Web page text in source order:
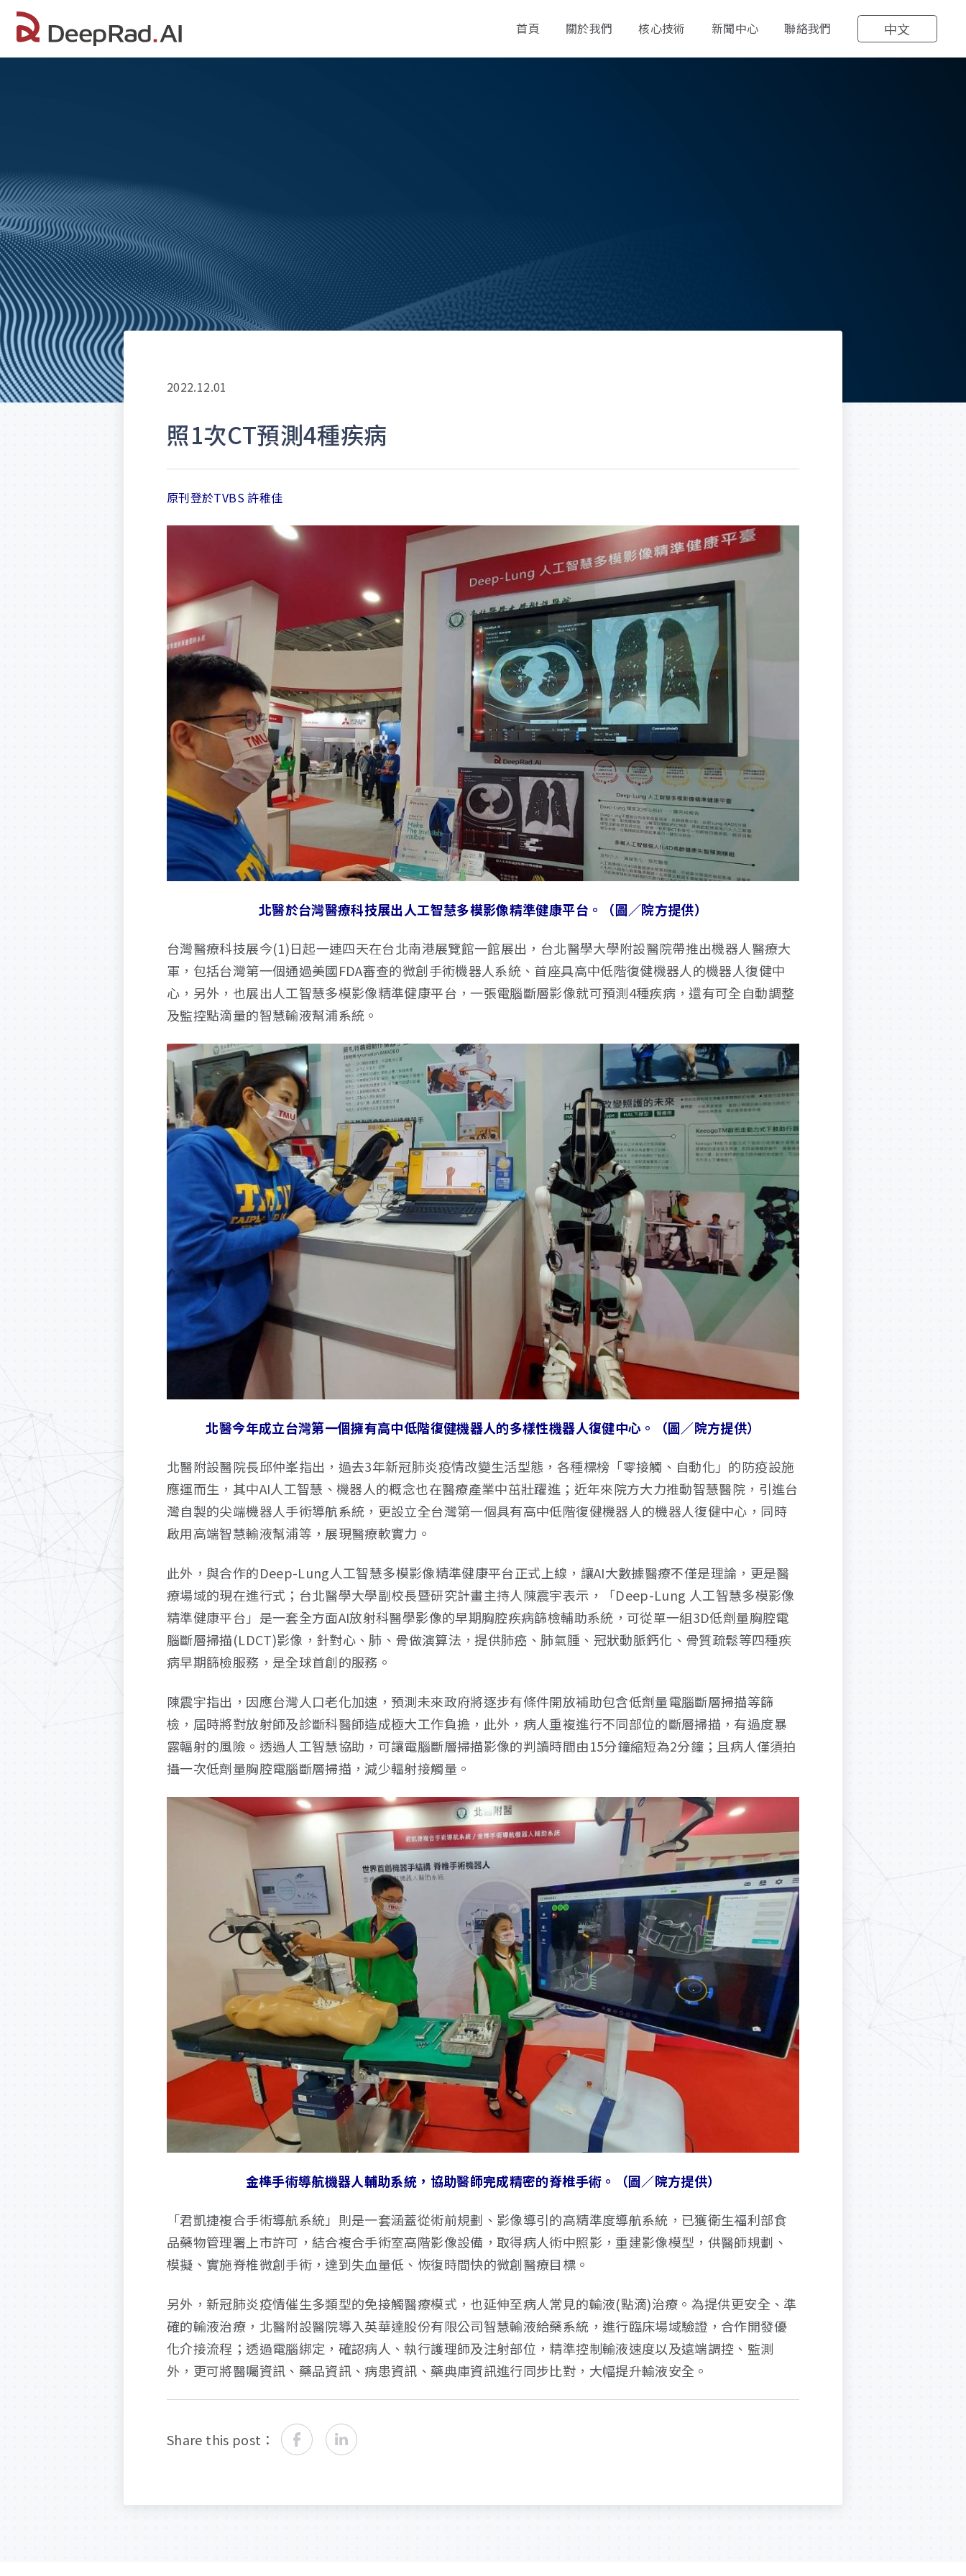
首頁 關於我們 核心技術 新聞中心 聯絡我們 中文
P ressroom
2022.12.01
照1次CT預測4種疾病
原刊登於TVBS 許稚佳
北醫於台灣醫療科技展出人工智慧多模影像精準健康平台。（圖／院方提供）
台灣醫療科技展今(1)日起一連四天在台北南港展覽館一館展出，台北醫學大學附設醫院帶推出機器人醫療大
軍，包括台灣第一個通過美國FDA審查的微創手術機器人系統、首座具高中低階復健機器人的機器人復健中
心，另外，也展出人工智慧多模影像精準健康平台，一張電腦斷層影像就可預測4種疾病，還有可全自動調整
及監控點滴量的智慧輸液幫浦系統。
北醫今年成立台灣第一個擁有高中低階復健機器人的多樣性機器人復健中心。（圖／院方提供）
北醫附設醫院長邱仲峯指出，過去3年新冠肺炎疫情改變生活型態，各種標榜「零接觸、自動化」的防疫設施
應運而生，其中AI人工智慧、機器人的概念也在醫療產業中茁壯躍進；近年來院方大力推動智慧醫院，引進台
灣自製的尖端機器人手術導航系統，更設立全台灣第一個具有高中低階復健機器人的機器人復健中心，同時
啟用高端智慧輸液幫浦等，展現醫療軟實力。
此外，與合作的Deep-Lung人工智慧多模影像精準健康平台正式上線，讓AI大數據醫療不僅是理論，更是醫
療場域的現在進行式；台北醫學大學副校長暨研究計畫主持人陳震宇表示，「Deep-Lung 人工智慧多模影像
精準健康平台」是一套全方面AI放射科醫學影像的早期胸腔疾病篩檢輔助系統，可從單一組3D低劑量胸腔電
腦斷層掃描(LDCT)影像，針對心、肺、骨做演算法，提供肺癌、肺氣腫、冠狀動脈鈣化、骨質疏鬆等四種疾
病早期篩檢服務，是全球首創的服務。
陳震宇指出，因應台灣人口老化加速，預測未來政府將逐步有條件開放補助包含低劑量電腦斷層掃描等篩
檢，屆時將對放射師及診斷科醫師造成極大工作負擔，此外，病人重複進行不同部位的斷層掃描，有過度暴
露輻射的風險。透過人工智慧協助，可讓電腦斷層掃描影像的判讀時間由15分鐘縮短為2分鐘；且病人僅須拍
攝一次低劑量胸腔電腦斷層掃描，減少輻射接觸量。
金榫手術導航機器人輔助系統，協助醫師完成精密的脊椎手術。（圖／院方提供）
「君凱捷複合手術導航系統」則是一套涵蓋從術前規劃、影像導引的高精準度導航系統，已獲衛生福利部食
品藥物管理署上市許可，結合複合手術室高階影像設備，取得病人術中照影，重建影像模型，供醫師規劃、
模擬、實施脊椎微創手術，達到失血量低、恢復時間快的微創醫療目標。
另外，新冠肺炎疫情催生多類型的免接觸醫療模式，也延伸至病人常見的輸液(點滴)治療。為提供更安全、準
確的輸液治療，北醫附設醫院導入英華達股份有限公司智慧輸液給藥系統，進行臨床場域驗證，合作開發優
化介接流程；透過電腦綁定，確認病人、執行護理師及注射部位，精準控制輸液速度以及遠端調控、監測
外，更可將醫囑資訊、藥品資訊、病患資訊、藥典庫資訊進行同步比對，大幅提升輸液安全。
Share this post：